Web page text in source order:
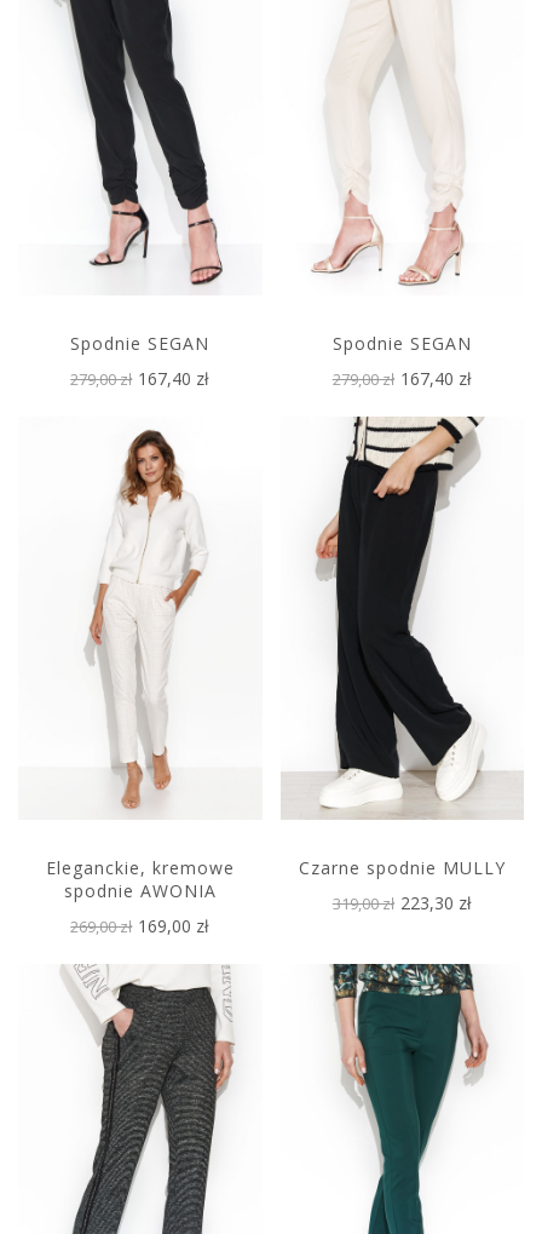
Spodnie SEGAN
279,00 zł 167,40 zł
Spodnie SEGAN
279,00 zł 167,40 zł
Eleganckie, kremowe
spodnie AWONIA
269,00 zł 169,00 zł
Czarne spodnie MULLY
319,00 zł 223,30 zł